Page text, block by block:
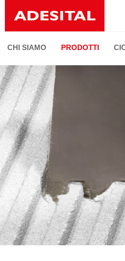
CHI SIAMO PRODOTTI
LINEE DI PRODOTTO
Posa di ceramica e pietre naturali
Stuccatura delle fughe e sigillature
Ripristino della facciata
Deumidificazione e risanamento
Isolamento termoacustico
Preparazione di sottofondi
Impermeabilizzazione
Posa di pavimenti in legno